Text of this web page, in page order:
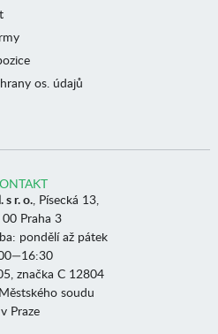
os. údajů
s r. o., Písecká 13,
Praha 3
pondělí až pátek
značka C 12804
soudu
v Praze